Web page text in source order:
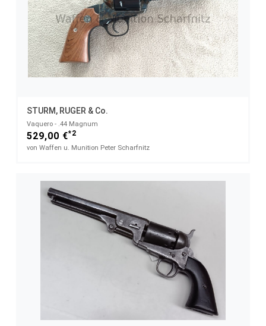
STURM, RUGER & Co.
Vaquero - .44 Magnum
529,00 €*2
von Waffen u. Munition Peter Scharfnitz